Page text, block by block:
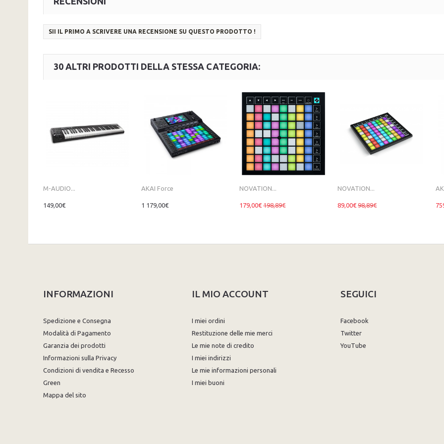
SII IL PRIMO A SCRIVERE UNA RECENSIONE SU QUESTO PRODOTTO !
30 ALTRI PRODOTTI DELLA STESSA CATEGORIA:
M-AUDIO...
149,00€
AKAI Force
1 179,00€
NOVATION...
179,00€ 198,89€
NOVATION...
89,00€ 98,89€
INFORMAZIONI
Spedizione e Consegna
Modalità di Pagamento
Garanzia dei prodotti
Informazioni sulla Privacy
Condizioni di vendita e Recesso
Green
Mappa del sito
IL MIO ACCOUNT
I miei ordini
Restituzione delle mie merci
Le mie note di credito
I miei indirizzi
Le mie informazioni personali
I miei buoni
SEGUICI
Facebook
Twitter
YouTube